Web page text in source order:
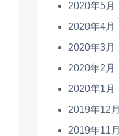
2020年5月
2020年4月
2020年3月
2020年2月
2020年1月
2019年12月
2019年11月